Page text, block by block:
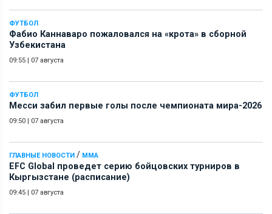
ФУТБОЛ
Фабио Каннаваро пожаловался на «крота» в сборной
Узбекистана
09:55 | 07 августа
ФУТБОЛ
Месси забил первые голы после чемпионата мира-2026
09:50 | 07 августа
ГЛАВНЫЕ НОВОСТИ / ММА
EFC Global проведет серию бойцовских турниров в
Кыргызстане (расписание)
09:45 | 07 августа